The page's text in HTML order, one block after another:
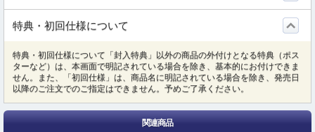
特典・初回仕様について
特典・初回仕様について「封入特典」以外の商品の外付けとなる特典（ポス
ターなど）は、本画面で明記されている場合を除き、基本的にお付けできま
せん。また、「初回仕様」は、商品名に明記されている場合を除き、発売日
以降のご注文でのご指定はできません。予めご了承ください。
関連商品